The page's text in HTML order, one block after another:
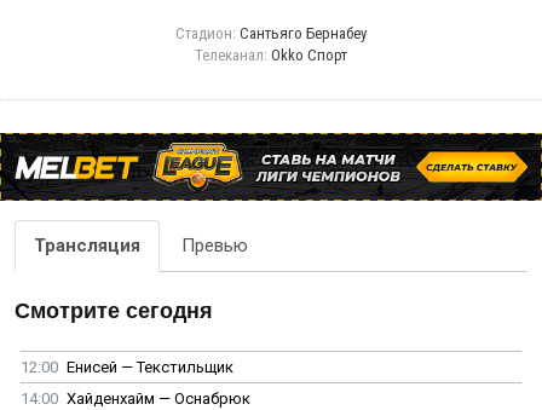
Стадион: Сантьяго Бернабеу
Телеканал: Okko Спорт
Трансляция Превью
Смотрите сегодня
12:00 Енисей — Текстильщик
14:00 Хайденхайм — Оснабрюк